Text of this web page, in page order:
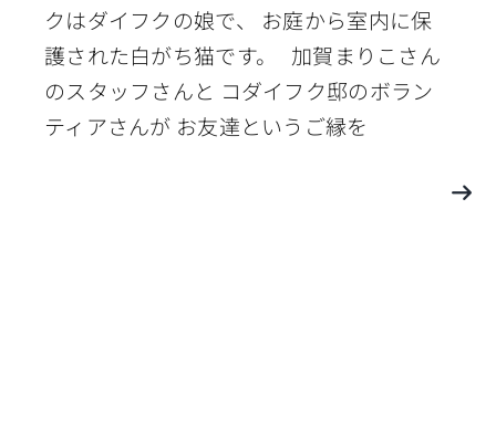
クはダイフクの娘で、 お庭から室内に保
護された白がち猫です。 加賀まりこさん
のスタッフさんと コダイフク邸のボラン
ティアさんが お友達というご縁を